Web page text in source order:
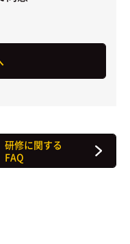
研修に関する
FAQ